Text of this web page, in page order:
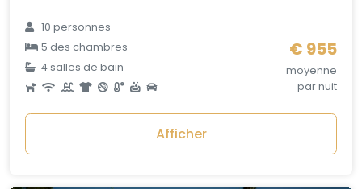
10 personnes
5 des chambres
4 salles de bain
€ 955
moyenne
par nuit
Afficher